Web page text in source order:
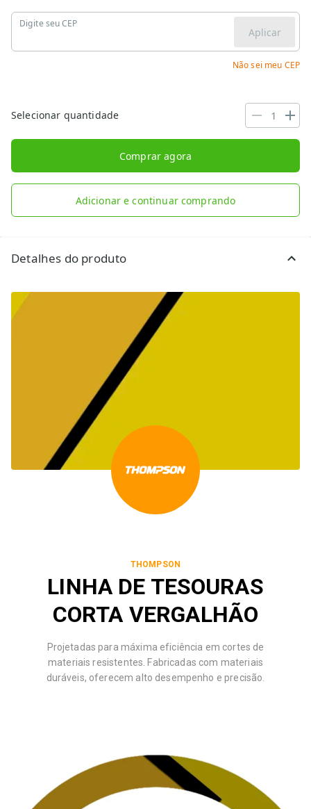
Digite seu CEP
Aplicar
Não sei meu CEP
Selecionar quantidade
Comprar agora
Adicionar e continuar comprando
Detalhes do produto
THOMPSON
LINHA DE TESOURAS
CORTA VERGALHÃO
Projetadas para máxima eficiência em cortes de
materiais resistentes. Fabricadas com materiais
duráveis, oferecem alto desempenho e precisão.